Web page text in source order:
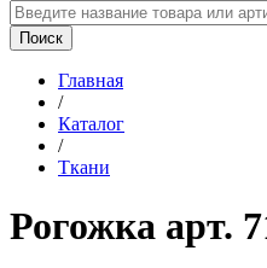
Главная
/
Каталог
/
Ткани
Рогожка арт.